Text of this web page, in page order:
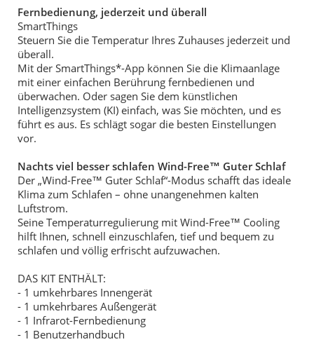
Fernbedienung, jederzeit und überall
SmartThings
Steuern Sie die Temperatur Ihres Zuhauses jederzeit und
überall.
Mit der SmartThings*-App können Sie die Klimaanlage
mit einer einfachen Berührung fernbedienen und
überwachen. Oder sagen Sie dem künstlichen
Intelligenzsystem (KI) einfach, was Sie möchten, und es
führt es aus. Es schlägt sogar die besten Einstellungen
vor.
Nachts viel besser schlafen Wind-Free™ Guter Schlaf
Der „Wind-Free™ Guter Schlaf“-Modus schafft das ideale
Klima zum Schlafen – ohne unangenehmen kalten
Luftstrom.
Seine Temperaturregulierung mit Wind-Free™ Cooling
hilft Ihnen, schnell einzuschlafen, tief und bequem zu
schlafen und völlig erfrischt aufzuwachen.
DAS KIT ENTHÄLT:
- 1 umkehrbares Innengerät
- 1 umkehrbares Außengerät
- 1 Infrarot-Fernbedienung
- 1 Benutzerhandbuch